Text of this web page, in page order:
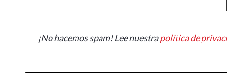
¡No hacemos spam! Lee nuestrapolítica de